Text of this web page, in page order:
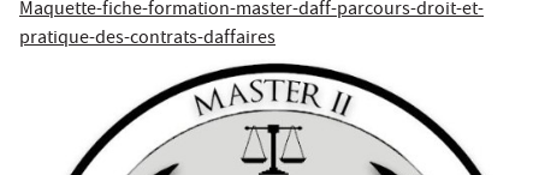
Maquette-fiche-formation-master-daff-parcours-droit-et-
pratique-des-contrats-daffaires